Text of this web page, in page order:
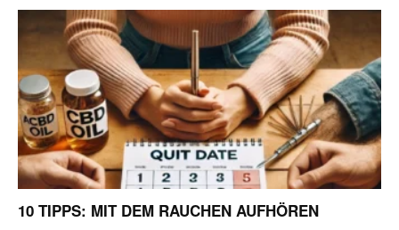
10 TIPPS: MIT DEM RAUCHEN AUFHÖREN